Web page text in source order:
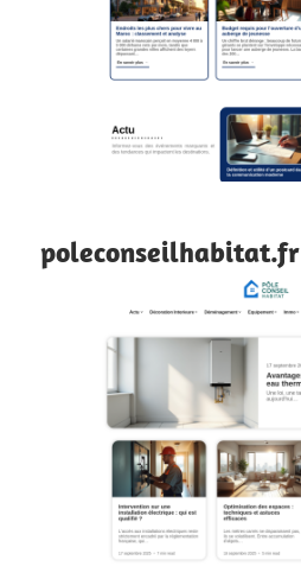
poleconseilhabitat.fr